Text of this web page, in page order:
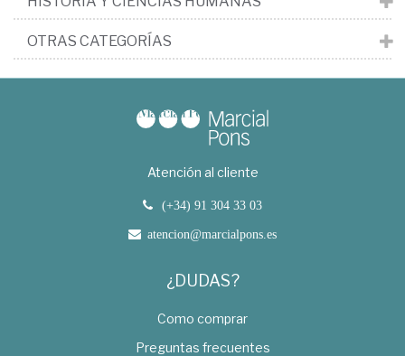
OTRAS CATEGORÍAS
Atención al cliente
(+34) 91 304 33 03
atencion@marcialpons.es
¿DUDAS?
Como comprar
Preguntas frecuentes